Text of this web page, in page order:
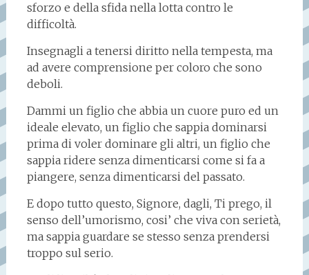
sforzo e della sfida nella lotta contro le
difficoltà.
Insegnagli a tenersi diritto nella tempesta, ma
ad avere comprensione per coloro che sono
deboli.
Dammi un figlio che abbia un cuore puro ed un
ideale elevato, un figlio che sappia dominarsi
prima di voler dominare gli altri, un figlio che
sappia ridere senza dimenticarsi come si fa a
piangere, senza dimenticarsi del passato.
E dopo tutto questo, Signore, dagli, Ti prego, il
senso dell’umorismo, cosi’ che viva con serietà,
ma sappia guardare se stesso senza prendersi
troppo sul serio.